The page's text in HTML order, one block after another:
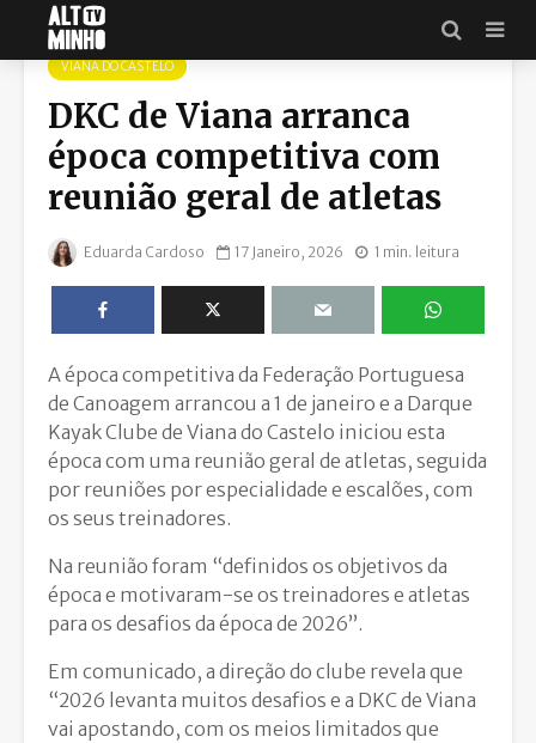
VIANA DO CASTELO
DKC de Viana arranca
época competitiva com
reunião geral de atletas
Eduarda Cardoso 17 Janeiro, 2026 1 min. leitura
A época competitiva da Federação Portuguesa
de Canoagem arrancou a 1 de janeiro e a Darque
Kayak Clube de Viana do Castelo iniciou esta
época com uma reunião geral de atletas, seguida
por reuniões por especialidade e escalões, com
os seus treinadores.
Na reunião foram “definidos os objetivos da
época e motivaram-se os treinadores e atletas
para os desafios da época de 2026”.
Em comunicado, a direção do clube revela que
“2026 levanta muitos desafios e a DKC de Viana
vai apostando, com os meios limitados que